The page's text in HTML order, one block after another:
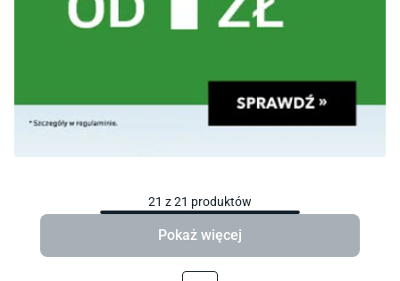
21 z21 produktów
Pokaż więcej